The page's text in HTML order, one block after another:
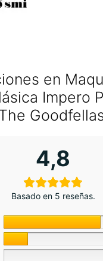
en
Impero
4,8
Basado en 5 reseñas.